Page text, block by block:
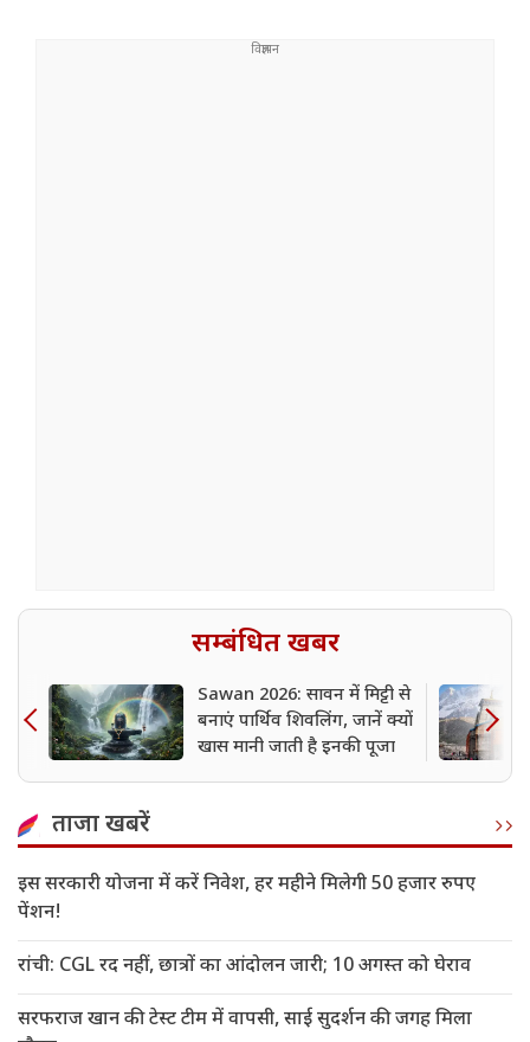
सम्बंधित खबर
Sawan 2026: सावन में मिट्टी से
बनाएं पार्थिव शिवलिंग, जानें क्यों
खास मानी जाती है इनकी पूजा
ताजा खबरें
इस सरकारी योजना में करें निवेश, हर महीने मिलेगी 50 हजार रुपए
पेंशन!
रांची: CGL रद नहीं, छात्रों का आंदोलन जारी; 10 अगस्त को घेराव
सरफराज खान की टेस्ट टीम में वापसी, साई सुदर्शन की जगह मिला